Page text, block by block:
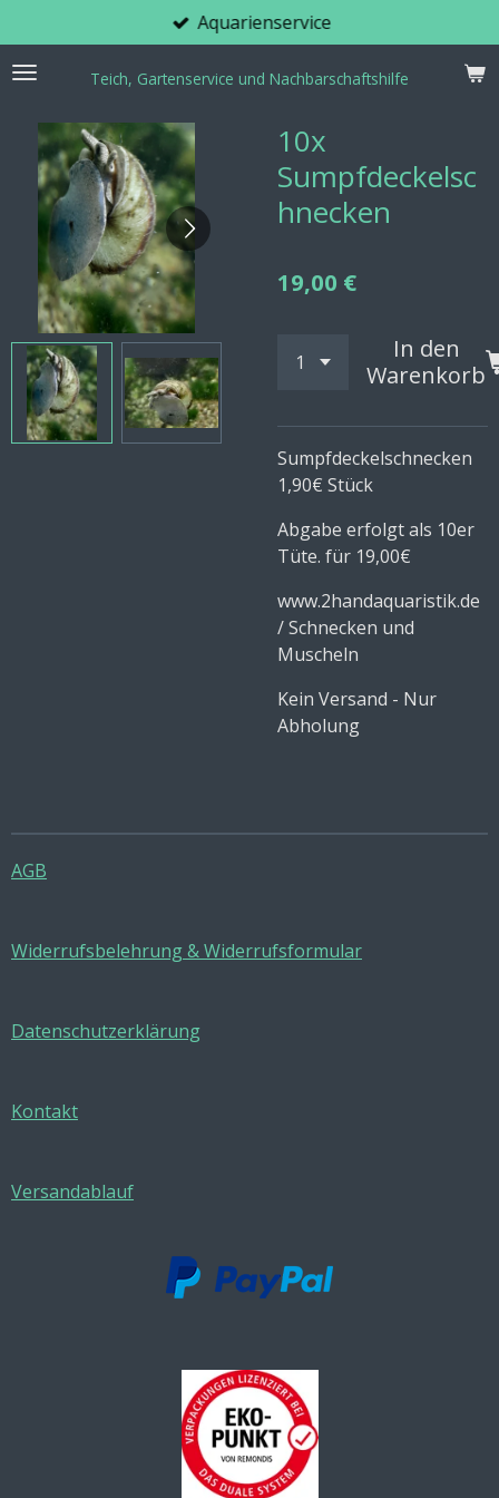
Hauptinhalt
springen
Teich, Gartenservice und Nachbarschaftshilfe
Aquarienservice
10x
Sumpfdeckelsc
hnecken
19,00 €
In den
Warenkorb
Sumpfdeckelschnecken
1,90€ Stück
Abgabe erfolgt als 10er
Tüte. für 19,00€
www.2handaquaristik.de
/ Schnecken und
Muscheln
Kein Versand - Nur
Abholung
AGB
Widerrufsbelehrung & Widerrufsformular
Datenschutzerklärung
Kontakt
Versandablauf